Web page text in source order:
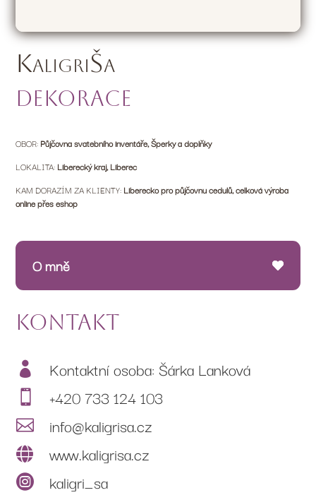
KaligriŠa
Dekorace
OBOR: Půjčovna svatebního inventáře, Šperky a doplňky
LOKALITA: Liberecký kraj, Liberec
KAM DORAZÍM ZA KLIENTY: Liberecko pro půjčovnu cedulů, celková výroba
online přes eshop
O mně
Kontakt
 Kontaktní osoba: Šárka Lanková
 +420 733 124 103
 info@kaligrisa.cz
 www.kaligrisa.cz
 kaligri_sa